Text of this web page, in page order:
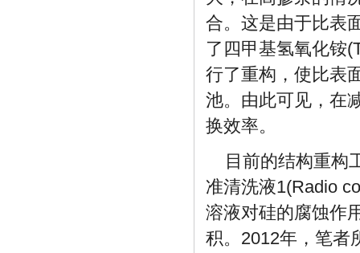
合。这是由于比表
了四甲基氢氧化铵
行了重构，使比表
池。由此可见，在
换效率。
目前的结构重构
准清洗液1(Radio
溶液对硅的腐蚀作
积。2012年，笔者